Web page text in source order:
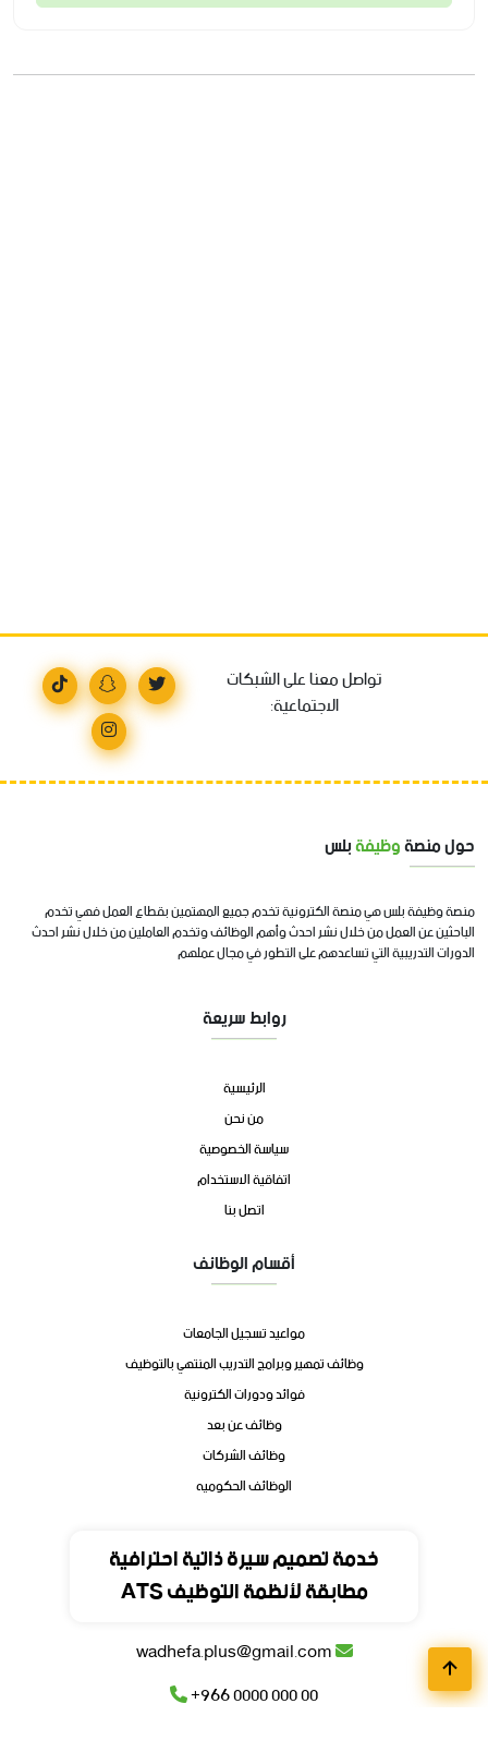
خدمة تصميم سيرة ذاتية احترافية
مطابقة لأنظمة التوظيف ATS
تواصل معنا على الشبكات
الاجتماعية:
حول منصةوظيفةبلس
منصة وظيفة بلس هي منصة الكترونية تخدم جميع المهتمين بقطاع العمل فهي تخدم
الباحثين عن العمل من خلال نشر احدث وأهم الوظائف وتخدم العاملين من خلال نشر احدث
الدورات التدريبية التي تساعدهم على التطور في مجال عملهم
روابط سريعة
الرئيسية
من نحن
سياسة الخصوصية
اتفاقية الاستخدام
اتصل بنا
أقسام الوظائف
مواعيد تسجيل الجامعات
وظائف تمهير وبرامج التدريب المنتهي بالتوظيف
فوائد ودورات الكترونية
وظائف عن بعد
وظائف الشركات
الوظائف الحكوميه
المملكة العربية السعودية
+966 0000 000 00